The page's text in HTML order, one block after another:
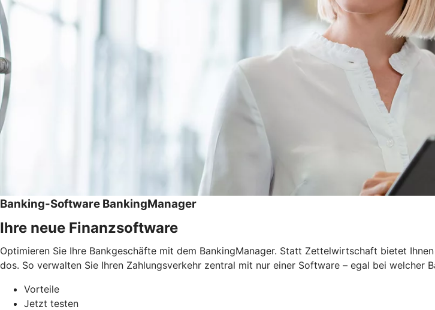
Banking-Software BankingManager
Ihre neue Finanzsoftware
Optimieren Sie Ihre Bankgeschäfte mit dem BankingManager. Statt Zettelwirtschaft bietet
dos. So verwalten Sie Ihren Zahlungsverkehr zentral mit nur einer Software – egal bei welcher
Vorteile
Jetzt testen